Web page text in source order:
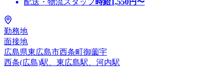
勤務地
面接地
広島県東広島市西条町御薗宇
西条(広島)駅、東広島駅、河内駅